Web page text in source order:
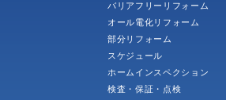
バリアフリーリフォーム
オール電化リフォーム
部分リフォーム
スケジュール
ホームインスペクション
検査・保証・点検